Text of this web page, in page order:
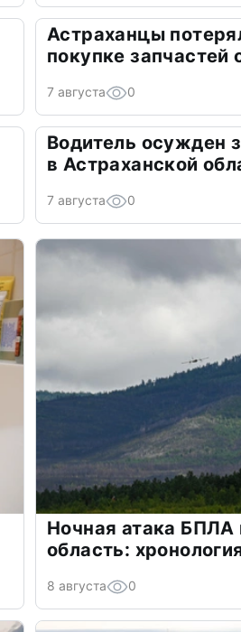
Астраханцы
покупке запчастей
7 августа 0
Водитель осужден
в Астраханской
7 августа 0
Ночная атака
область:
8 августа 0